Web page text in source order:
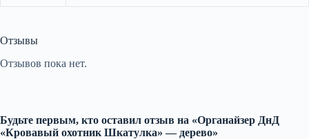
Отзывы
Отзывов пока нет.
Будьте первым, кто оставил отзыв на «Органайзер ДнД
«Кровавый охотник Шкатулка» — дерево»